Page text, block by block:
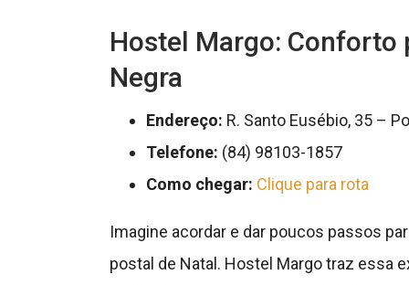
Hostel Margo: Conforto
Negra
Endereço: R. Santo Eusébio, 35 –
Telefone: (84) 98103-1857
Como chegar: Clique para rota
Imagine acordar e dar poucos passos
postal de Natal. Hostel Margo traz essa